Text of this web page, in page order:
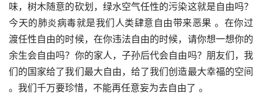
味，树木随意的砍划，绿水空气任性的污染这就是自由吗？
今天的肺炎病毒就是我们人类肆意自由带来恶果 。在你过
渡任性自由的时候，在你违法自由的时候，请你想一想你的
余生会自由吗？你的家人，子孙后代会自由吗？朋友们，我
们的国家给了我们最大自由，给了我们创造最大幸福的空间
。我们千万要珍惜，不能再任意妄为去自由了 。